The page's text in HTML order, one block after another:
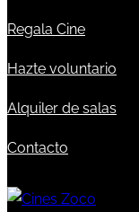
Regala Cine
Hazte voluntario
Alquiler de salas
Contacto